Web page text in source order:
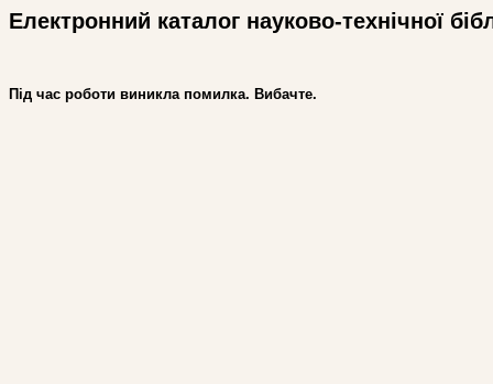
Електронний каталог науково-технічної
Під час роботи виникла помилка. Вибачте.